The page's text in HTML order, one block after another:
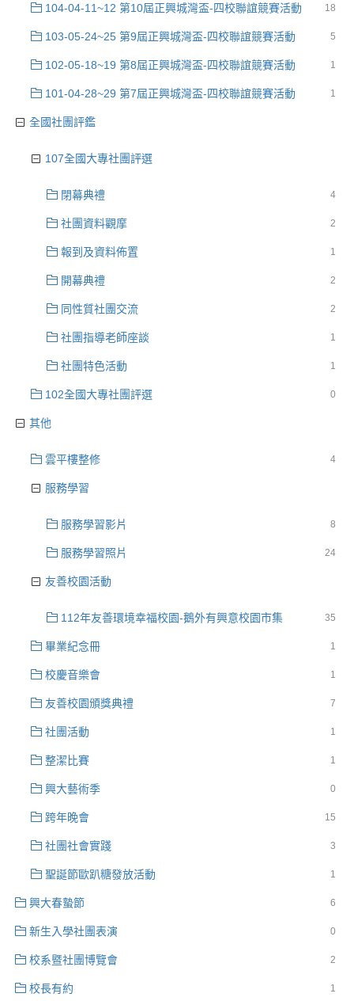
18
104-04-11~12 第10屆正興城灣盃-四校聯誼競賽活動
5
103-05-24~25 第9屆正興城灣盃-四校聯誼競賽活動
1
102-05-18~19 第8屆正興城灣盃-四校聯誼競賽活動
1
101-04-28~29 第7屆正興城灣盃-四校聯誼競賽活動
全國社團評鑑
107全國大專社團評選
4
閉幕典禮
2
社團資料觀摩
1
報到及資料佈置
2
開幕典禮
2
同性質社團交流
1
社團指導老師座談
1
社團特色活動
0
102全國大專社團評選
其他
4
雲平樓整修
服務學習
8
服務學習影片
24
服務學習照片
友善校園活動
35
112年友善環境幸福校園-鵝外有興意校園市集
1
畢業紀念冊
1
校慶音樂會
7
友善校園頒獎典禮
1
社團活動
1
整潔比賽
0
興大藝術季
15
跨年晚會
3
社團社會實踐
1
聖誕節歐趴糖發放活動
6
興大春蟄節
0
新生入學社團表演
2
校系暨社團博覽會
1
校長有約